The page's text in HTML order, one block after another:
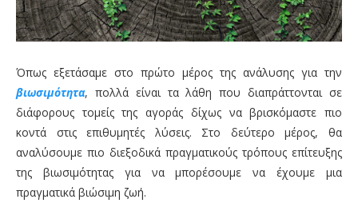
Όπως εξετάσαμε στο πρώτο μέρος της ανάλυσης για την
βιωσιμότητα, πολλά είναι τα λάθη που διαπράττονται σε
διάφορους τομείς της αγοράς δίχως να βρισκόμαστε πιο
κοντά στις επιθυμητές λύσεις. Στο δεύτερο μέρος, θα
αναλύσουμε πιο διεξοδικά πραγματικούς τρόπους επίτευξης
της βιωσιμότητας για να μπορέσουμε να έχουμε μια
πραγματικά βιώσιμη ζωή.